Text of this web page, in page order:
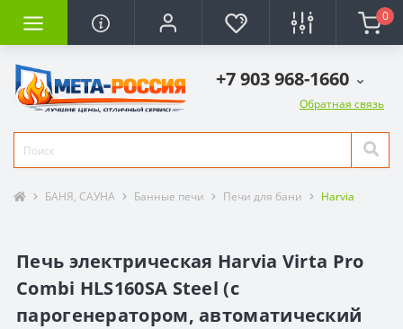
0
+7 903 968-1660
Обратная связь
БАНЯ, САУНА Банные печи Печи для бани Harvia
Печь электрическая Harvia Virta Pro
Combi HLS160SA Steel (с
парогенератором, автоматический